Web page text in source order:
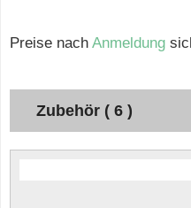
Preise nach Anmeldung
Zubehör ( 6 )